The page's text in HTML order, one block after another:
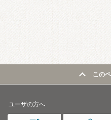
この
ユーザの方へ